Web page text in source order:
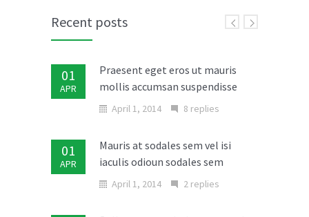
Recent posts
01
APR
Praesent eget eros ut mauris
mollis accumsan suspendisse
April 1, 2014 8 replies
01
APR
Mauris at sodales sem vel isi
iaculis odioun sodales sem
April 1, 2014 2 replies